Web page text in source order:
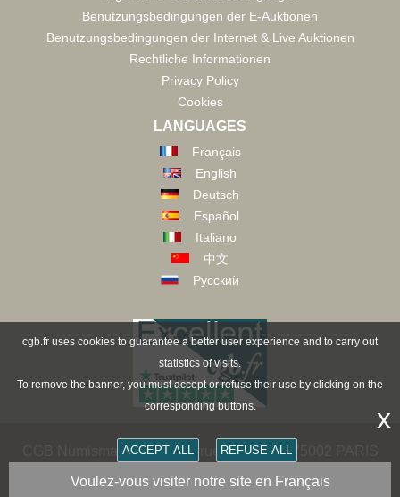
Benutzungsbedingungen der E-Auktionen
Benutzungsbedingungen der Internet & Live Auktionen
Rechtliche Informationen
Privacy Policy
Cookies
LANGUAGES
Français
English
Deutsch
Español
Italiano
中文
Русский
CGB Numismatik Paris - 36 rue Vivienne - 75002 PARIS
FRANCE -contact@cgb.fr
cgb.fr uses cookies to guarantee a better user experience and to carry out
statistics of visits.
To remove the banner, you must accept or refuse their use by clicking on the
corresponding buttons.
ACCEPT ALL REFUSE ALL
x
Voulez-vous visiter notre site en Français